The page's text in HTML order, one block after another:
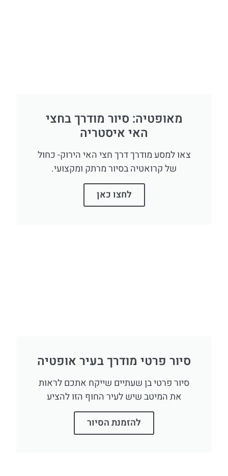
מאופטיה: סיור מודרך בחצי
האי איסטריה
צאו למסע מודרך דרך חצי האי הירוק- כחול
של קרואטיה בסיור מרתק ומקצועי.
לחצו כאן
סיור פרטי מודרך בעיר אופטיה
סיור פרטי בן שעתיים שייקח אתכם לראות
את המיטב שיש לעיר החוף הזו להציע
להזמנת הסיור